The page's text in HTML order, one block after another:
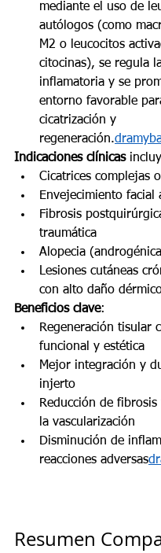
mediante el uso de
autólogos (como
M2 o leucocitos
citocinas), se regula
inflamatoria y se
entorno favorable
cicatrización y
regeneración.
Indicaciones clínicas
Cicatrices complejas
Envejecimiento facial
Fibrosis
traumática
Alopecia
Lesiones cutáneas
con alto daño
Beneficios clave:
Regeneración tisular
funcional y estética
Mejor integración y
injerto
Reducción de
la vascularización
Disminución de
reacciones adversas
Resumen